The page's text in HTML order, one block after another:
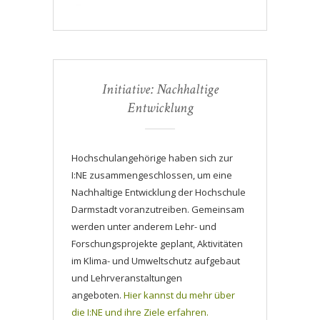
Initiative: Nachhaltige
Entwicklung
Hochschulangehörige haben sich zur
I:NE zusammengeschlossen, um eine
Nachhaltige Entwicklung der Hochschule
Darmstadt voranzutreiben. Gemeinsam
werden unter anderem Lehr- und
Forschungsprojekte geplant, Aktivitäten
im Klima- und Umweltschutz aufgebaut
und Lehrveranstaltungen
angeboten. Hier kannst du mehr über
die I:NE und ihre Ziele erfahren.